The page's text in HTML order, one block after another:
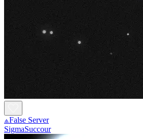
⟁False Server
SigmaSuccour